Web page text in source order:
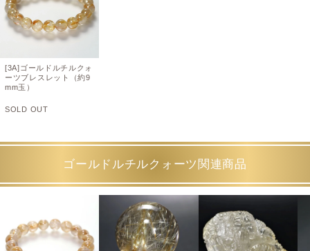
[3A]ゴールドルチルクォ
ーツブレスレット（約9
mm玉）
SOLD OUT
ゴールドルチルクォーツ関連商品